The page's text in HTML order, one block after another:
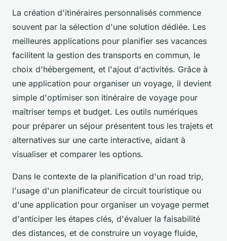
La création d'itinéraires personnalisés commence
souvent par la sélection d'une solution dédiée. Les
meilleures applications pour planifier ses vacances
facilitent la gestion des transports en commun, le
choix d'hébergement, et l'ajout d'activités. Grâce à
une application pour organiser un voyage, il devient
simple d'optimiser son itinéraire de voyage pour
maîtriser temps et budget. Les outils numériques
pour préparer un séjour présentent tous les trajets et
alternatives sur une carte interactive, aidant à
visualiser et comparer les options.
Dans le contexte de la planification d'un road trip,
l'usage d'un planificateur de circuit touristique ou
d'une application pour organiser un voyage permet
d'anticiper les étapes clés, d'évaluer la faisabilité
des distances, et de construire un voyage fluide,